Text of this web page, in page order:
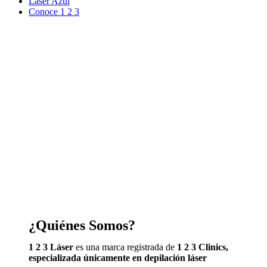
Conoce 1 2 3
¿Quiénes Somos?
1 2 3 Láser es una marca registrada de 1 2 3 Clinics,
especializada únicamente en depilación láser